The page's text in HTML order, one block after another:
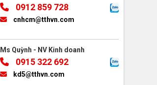
0912 859 728
cnhcm@tthvn.com
Ms Quỳnh - NV Kinh doanh
0915 322 692
kd5@tthvn.com